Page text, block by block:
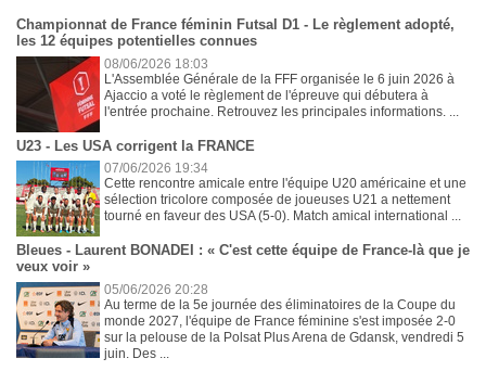
Championnat de France féminin Futsal D1 - Le règlement adopté,
les 12 équipes potentielles connues
08/06/2026 18:03
L'Assemblée Générale de la FFF organisée le 6 juin 2026 à
Ajaccio a voté le règlement de l'épreuve qui débutera à
l'entrée prochaine. Retrouvez les principales informations. ...
U23 - Les USA corrigent la FRANCE
07/06/2026 19:34
Cette rencontre amicale entre l'équipe U20 américaine et une
sélection tricolore composée de joueuses U21 a nettement
tourné en faveur des USA (5-0). Match amical international ...
Bleues - Laurent BONADEI : « C'est cette équipe de France-là que je
veux voir »
05/06/2026 20:28
Au terme de la 5e journée des éliminatoires de la Coupe du
monde 2027, l'équipe de France féminine s'est imposée 2-0
sur la pelouse de la Polsat Plus Arena de Gdansk, vendredi 5
juin. Des ...